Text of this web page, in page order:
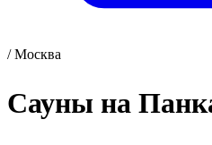
/ Москва
Сауны на